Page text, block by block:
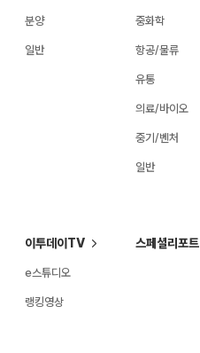
분양
일반
중화학
항공/물류
유통
의료/바이오
중기/벤처
일반
이투데이TV
e스튜디오
랭킹영상
스페셜리포트